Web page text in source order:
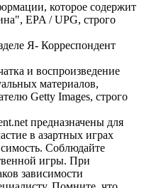
которое содержит
EPA / UPG, строго
Я- Корреспондент
и воспроизведение
материалов,
Getty Images, строго
предназначены для
в азартных играх
Соблюдайте
игры. При
зависимости